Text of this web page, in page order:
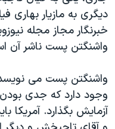
ديگری به مازيار بهاری
خبرنگار مجاز مجله
واشنگتن پست ناشر آن
واشنگتن پست می نويسد
وجود دارد که جدی بودن
آزمايش بگذارد. آمريکا